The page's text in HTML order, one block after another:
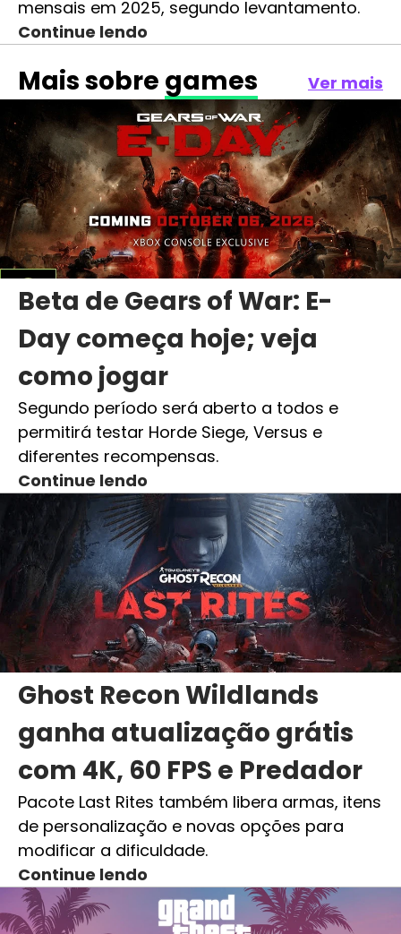
mensais em 2025, segundo levantamento.
Continue lendo
Mais sobre games Ver mais
Beta de Gears of War: E-
Day começa hoje; veja
como jogar
Segundo período será aberto a todos e
permitirá testar Horde Siege, Versus e
diferentes recompensas.
Continue lendo
Ghost Recon Wildlands
ganha atualização grátis
com 4K, 60 FPS e Predador
Pacote Last Rites também libera armas, itens
de personalização e novas opções para
modificar a dificuldade.
Continue lendo